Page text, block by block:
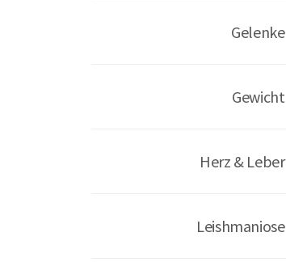
Gelenke
Gewicht
Herz & Leber
Leishmaniose